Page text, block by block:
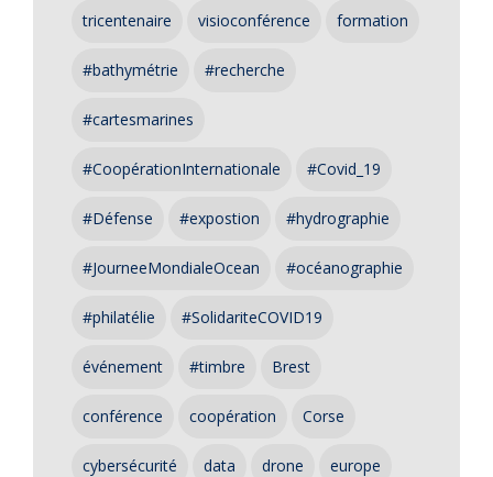
tricentenaire visioconférence formation
#bathymétrie #recherche
#cartesmarines
#CoopérationInternationale #Covid_19
#Défense #expostion #hydrographie
#JourneeMondialeOcean #océanographie
#philatélie #SolidariteCOVID19
événement #timbre Brest
conférence coopération Corse
cybersécurité data drone europe